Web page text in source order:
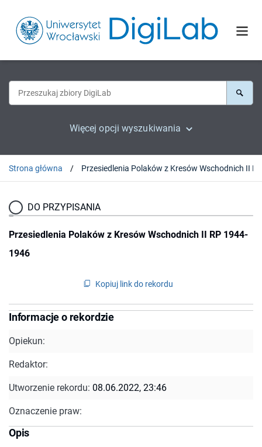
Więcej opcji wyszukiwania
Strona główna
DO PRZYPISANIA
Przesiedlenia Polaków z Kresów Wschodnich II RP 1944-
1946
Kopiuj link do rekordu
Informacje o rekordzie
Opiekun:
Redaktor:
Utworzenie rekordu: 08.06.2022, 23:46
Oznaczenie praw:
Opis